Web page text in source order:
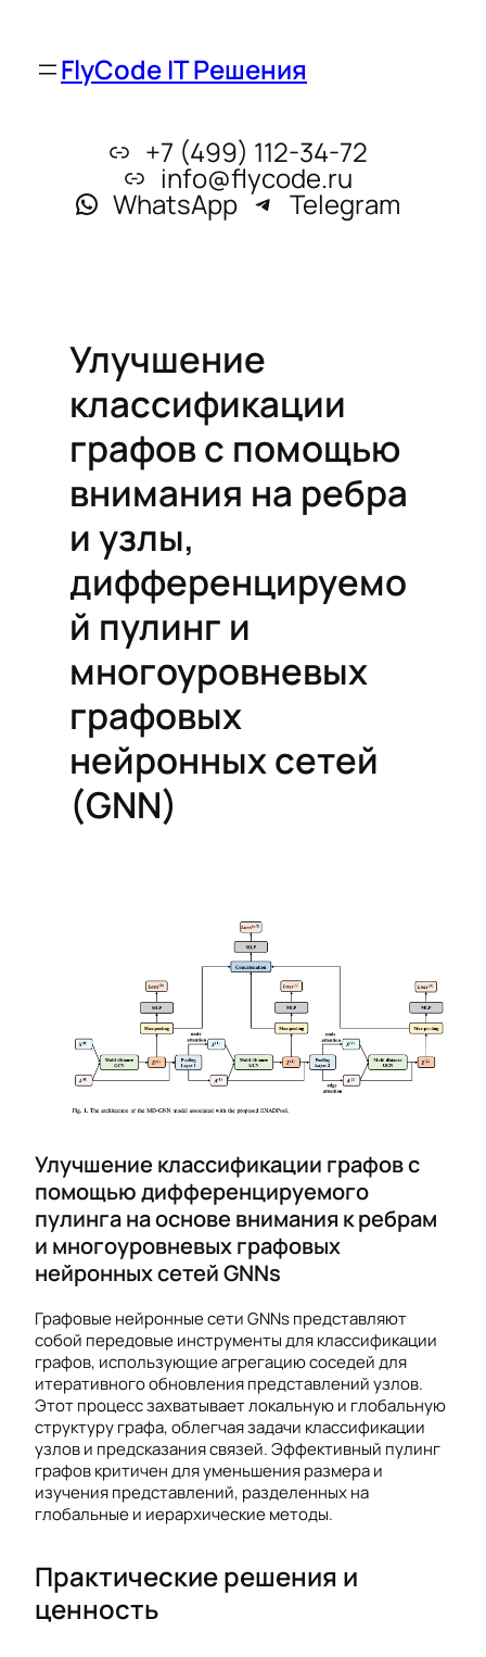
FlyCode IT Решения
+7 (499) 112-34-72
info@flycode.ru
WhatsApp Telegram
Улучшение
классификации
графов с помощью
внимания на ребра
и узлы,
дифференцируемо
й пулинг и
многоуровневых
графовых
нейронных сетей
(GNN)
Улучшение классификации графов с
помощью дифференцируемого
пулинга на основе внимания к ребрам
и многоуровневых графовых
нейронных сетей GNNs
Графовые нейронные сети GNNs представляют
собой передовые инструменты для классификации
графов, использующие агрегацию соседей для
итеративного обновления представлений узлов.
Этот процесс захватывает локальную и глобальную
структуру графа, облегчая задачи классификации
узлов и предсказания связей. Эффективный пулинг
графов критичен для уменьшения размера и
изучения представлений, разделенных на
глобальные и иерархические методы.
Практические решения и
ценность